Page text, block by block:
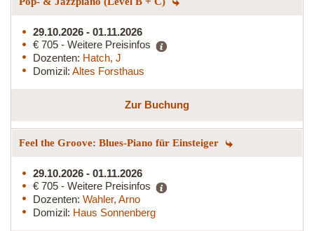
29.10.2026 - 01.11.2026
€ 705 - Weitere Preisinfos
Dozenten: Hatch, J
Domizil: Altes Forsthaus
Zur Buchung
Feel the Groove: Blues-Piano für Einsteiger
29.10.2026 - 01.11.2026
€ 705 - Weitere Preisinfos
Dozenten: Wahler, Arno
Domizil: Haus Sonnenberg